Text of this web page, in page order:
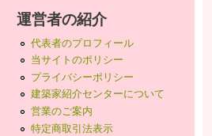
運営者の紹介
代表者のプロフィール
当サイトのポリシー
プライバシーポリシー
建築家紹介センターについて
営業のご案内
特定商取引法表示